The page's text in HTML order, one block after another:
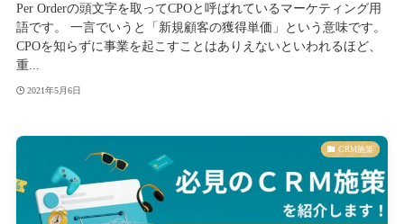
Per Orderの頭文字を取ってCPOと呼ばれているマーケティング用
語です。 一言でいうと「新規顧客の獲得単価」という意味です。
CPOを知らずに事業を起こすことはありえないといわれるほど、
重...
2021年5月6日
CRM施策